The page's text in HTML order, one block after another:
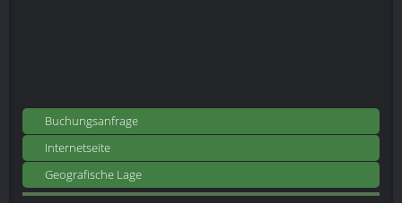
Buchungsanfrage
Internetseite
Geografische Lage